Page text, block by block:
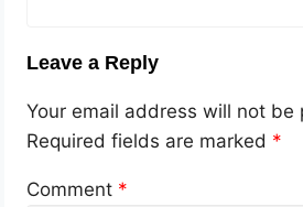
Leave a Reply
Your email address will not be
Required fields are marked *
Comment *